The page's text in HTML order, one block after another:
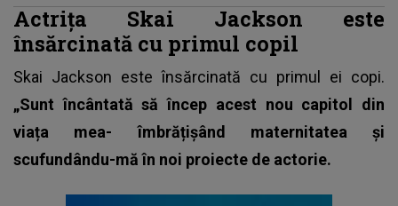
Actrița Skai Jackson este
însărcinată cu primul copil
Skai Jackson este însărcinată cu primul ei copi.
„Sunt încântată să încep acest nou capitol din
viața mea- îmbrățișând maternitatea și
scufundându-mă în noi proiecte de actorie.